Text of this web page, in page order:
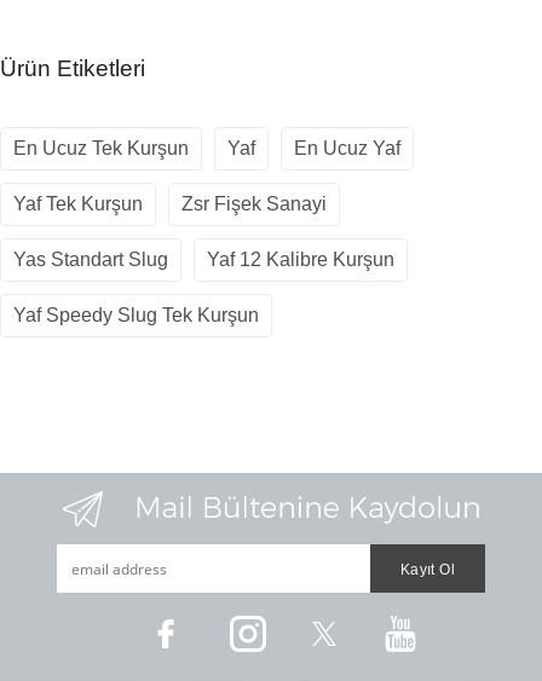
Ürün Etiketleri
En Ucuz Tek Kurşun Yaf En Ucuz Yaf
Yaf Tek Kurşun Zsr Fişek Sanayi
Yas Standart Slug Yaf 12 Kalibre Kurşun
Yaf Speedy Slug Tek Kurşun